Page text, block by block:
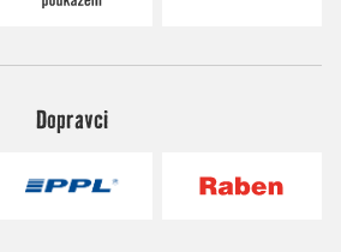
Dopravci